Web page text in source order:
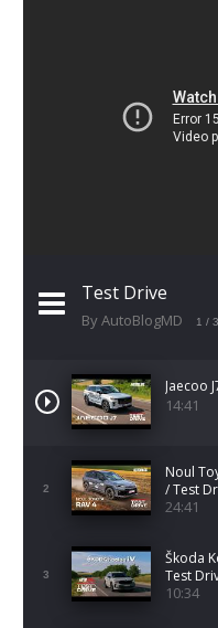
Test Drive
By AutoBlogMD 1 /
Jaecoo
14:41
2
Noul
/ Test
24:41
3
Škoda
Test
10:34